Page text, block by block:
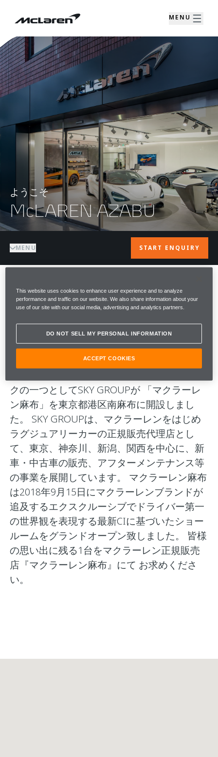
MENU
ようこそ
McLAREN AZABU
MENU START ENQUIRY
ようこそ McLAREN
AZABU
トラックからロードへ。 名門F1チーム・マク
ラーレンのグループ企業McLaren Automotive
クの一つとしてSKY GROUPが 「マクラーレ
ン麻布」を東京都港区南麻布に開設しまし
た。 SKY GROUPは、マクラーレンをはじめ
ラグジュアリーカーの正規販売代理店とし
て、東京、神奈川、新潟、関西を中心に、新
車・中古車の販売、アフターメンテナンス等
の事業を展開しています。 マクラーレン麻布
は2018年9月15日にマクラーレンブランドが
追及するエクスクルーシブでドライバー第一
の世界観を表現する最新CIに基づいたショー
ルームをグランドオープン致しました。 皆様
の思い出に残る1台をマクラーレン正規販売
店『マクラーレン麻布』にて お求めくださ
い。
This website uses cookies to enhance user experience and to analyze
performance and traffic on our website. We also share information about your
use of our site with our social media, advertising and analytics partners.
DO NOT SELL MY PERSONAL INFORMATION
ACCEPT COOKIES